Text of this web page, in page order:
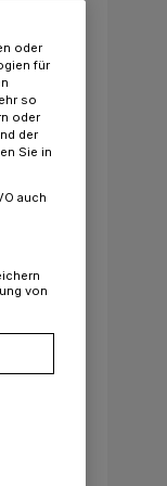
oder
für
so
oder
der
Sie in
auch
von